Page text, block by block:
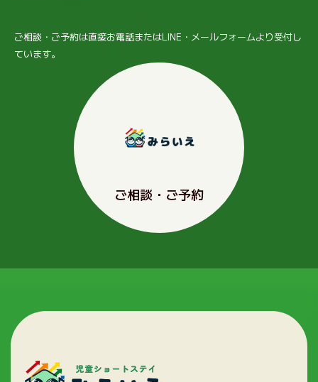
ご相談・ご予約は直接お電話またはLINE・メールフォームより受付し
ています。
ご相談・ご予約